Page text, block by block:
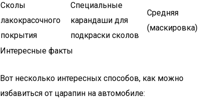
Сколы
лакокрасочного
покрытия
Специальные
карандаши для
подкраски сколов
Средняя
(маскировка)
Интересные факты
Вот несколько интересных способов, как можно
избавиться от царапин на автомобиле: